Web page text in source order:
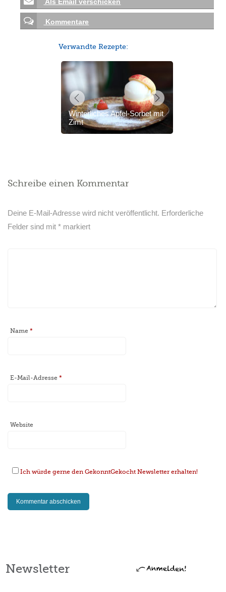
Kommentare
Verwandte Rezepte:
Winterliches Apfel-Sorbet mit
Zimt
Schreibe einen Kommentar
Deine E-Mail-Adresse wird nicht veröffentlicht. Erforderliche
Felder sind mit* markiert
Name*
E-Mail-Adresse*
Website
Ich würde gerne den GekonntGekocht Newsletter erhalten!
Newsletter